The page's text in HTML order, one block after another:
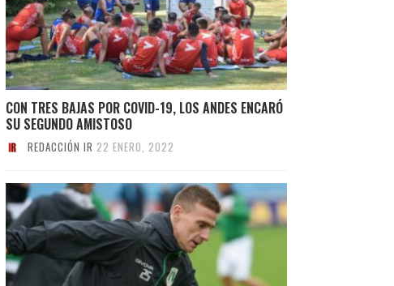
CON TRES BAJAS POR COVID-19, LOS ANDES ENCARÓ
SU SEGUNDO AMISTOSO
REDACCIÓN IR 22 ENERO, 2022